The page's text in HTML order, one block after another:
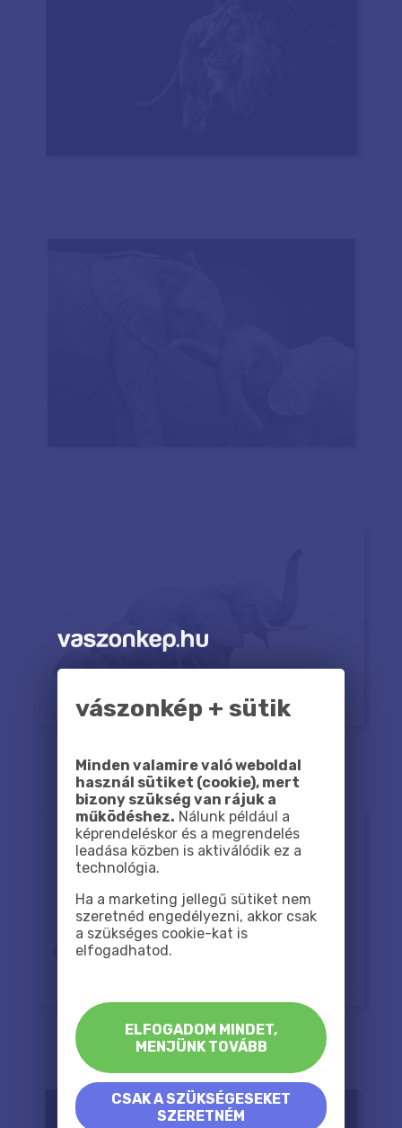
vászonkép + sütik
Minden valamire való weboldal
használ sütiket (cookie), mert
bizony szükség van rájuk a
működéshez. Nálunk például a
képrendeléskor és a megrendelés
leadása közben is aktiválódik ez a
technológia.
Ha a marketing jellegű sütiket nem
szeretnéd engedélyezni, akkor csak
a szükséges cookie-kat is
elfogadhatod.
ELFOGADOM MINDET,
MENJÜNK TOVÁBB
CSAK A SZÜKSÉGESEKET
SZERETNÉM